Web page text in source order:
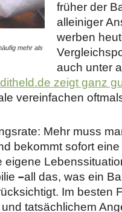
mehr als
früher der
alleiniger
werben
auch unter
zeigt ganz
vereinfachen
Mehr muss
bekommt sofort
–all das, was ein
Im besten
tatsächlichem